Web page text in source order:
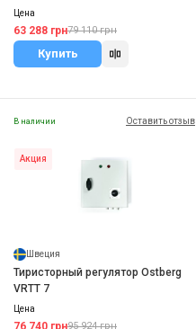
Цена
63 288 грн79 110 грн
Купить
В наличии Оставить отзыв
Акция
Швеция
Тиристорный регулятор Ostberg
VRTT 7
Цена
76 740 грн95 924 грн